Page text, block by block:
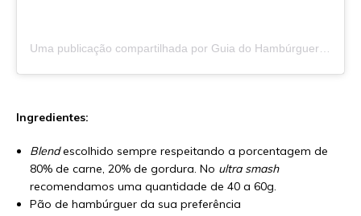
Ingredientes:
Blendescolhido sempre respeitando a porcentagem de
80% de carne, 20% de gordura. No ultra smash
recomendamos uma quantidade de 40 a 60g.
Pão de hambúrguer da sua preferência